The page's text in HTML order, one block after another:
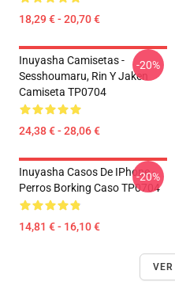
18,29 € - 20,70 €
Inuyasha Camisetas -
Sesshoumaru, Rin Y Jaken
Camiseta TP0704
24,38 € - 28,06 €
-20%
Inuyasha Casos De IPhone -
Perros Borking Caso TP0704
14,81 € - 16,10 €
-20%